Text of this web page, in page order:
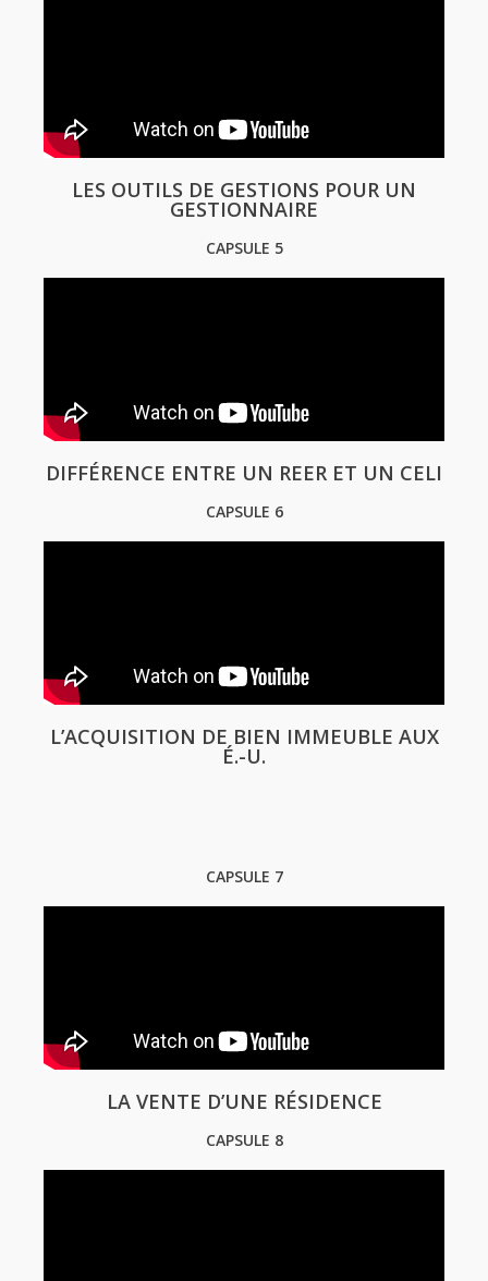
LES OUTILS DE GESTIONS POUR UN
GESTIONNAIRE
CAPSULE 5
DIFFÉRENCE ENTRE UN REER ET UN CELI
CAPSULE 6
L’ACQUISITION DE BIEN IMMEUBLE AUX
É.-U.
CAPSULE 7
LA VENTE D’UNE RÉSIDENCE
CAPSULE 8